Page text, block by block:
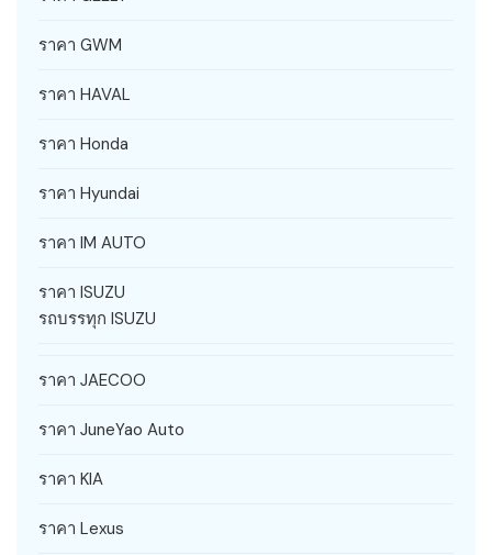
ราคา GWM
ราคา HAVAL
ราคา Honda
ราคา Hyundai
ราคา IM AUTO
ราคา ISUZU
รถบรรทุก ISUZU
ราคา JAECOO
ราคา JuneYao Auto
ราคา KIA
ราคา Lexus